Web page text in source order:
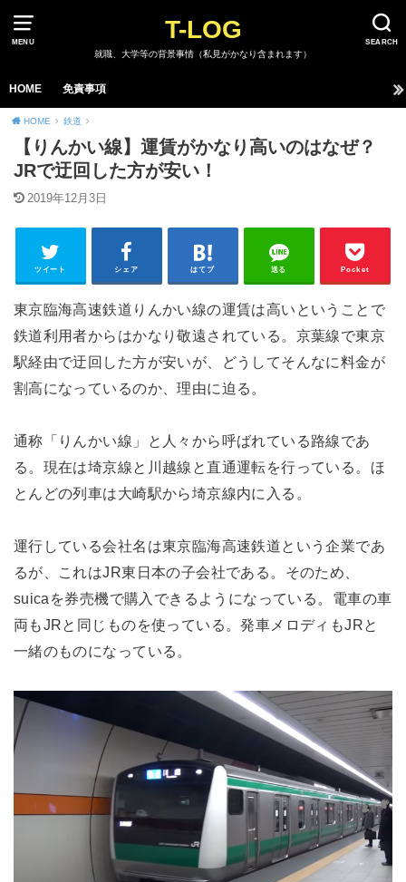
MENU SEARCH
T-LOG
就職、大学等の背景事情（私見がかなり含まれます）
HOME 免責事項
HOME 鉄道
【りんかい線】運賃がかなり高いのはなぜ？
JRで迂回した方が安い！
2019年12月3日
ツイート シェア はてブ 送る Pocket
東京臨海高速鉄道りんかい線の運賃は高いということで
鉄道利用者からはかなり敬遠されている。京葉線で東京
駅経由で迂回した方が安いが、どうしてそんなに料金が
割高になっているのか、理由に迫る。
通称「りんかい線」と人々から呼ばれている路線であ
る。現在は埼京線と川越線と直通運転を行っている。ほ
とんどの列車は大崎駅から埼京線内に入る。
運行している会社名は東京臨海高速鉄道という企業であ
るが、これはJR東日本の子会社である。そのため、
suicaを券売機で購入できるようになっている。電車の車
両もJRと同じものを使っている。発車メロディもJRと
一緒のものになっている。